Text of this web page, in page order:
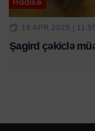
18 APR 2025 |
Şagird çəkiclə